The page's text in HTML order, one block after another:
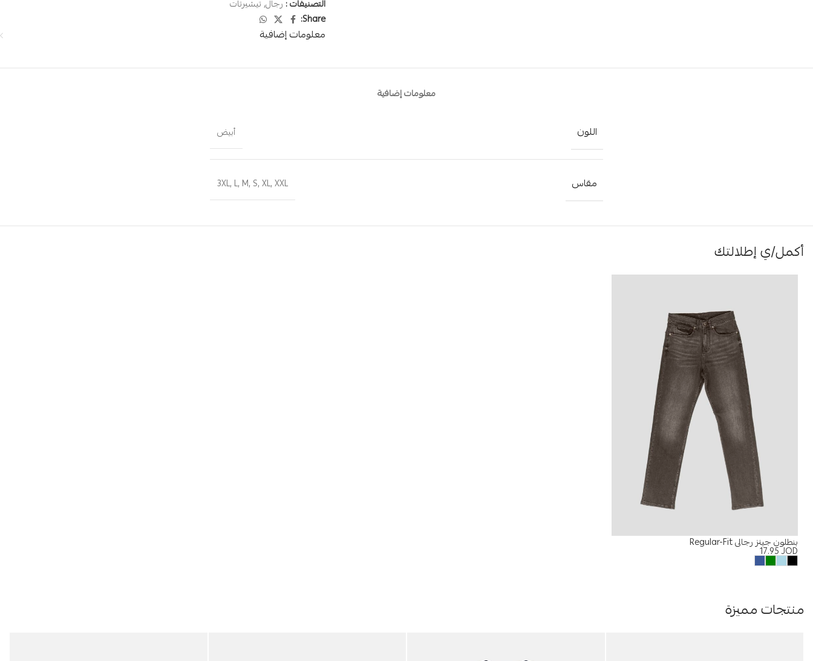
التصنيفات : رجال, تيشيرتات
Share:
معلومات إضافية
معلومات إضافية
اللون أبيض
مقاس 3XL, L, M, S,XL,XXL
أكمل/ي إطلالتك
بنطلون جينز رجالي Regular-Fit
17.95JOD
منتجات مميزة